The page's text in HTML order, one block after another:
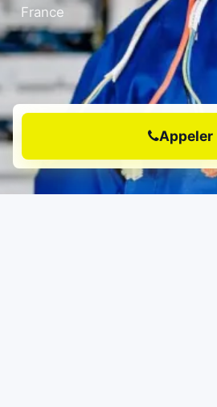
France
Appeler